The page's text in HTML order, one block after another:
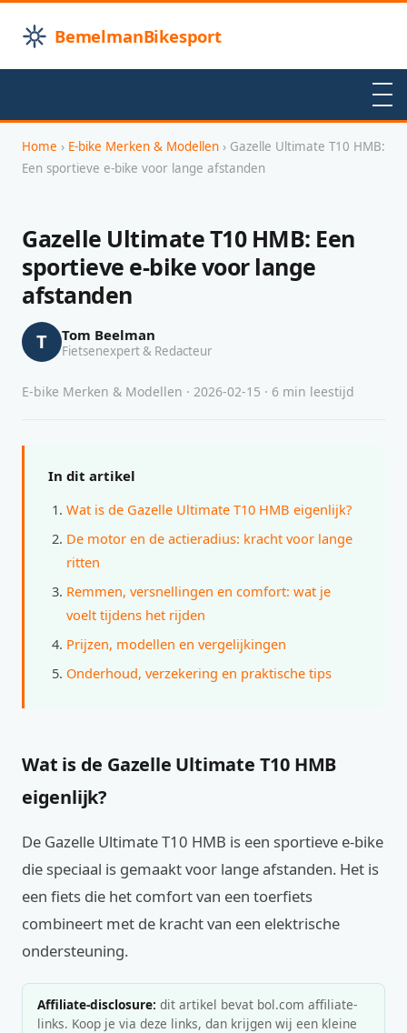
BemelmanBikesport
Home › E-bike Merken & Modellen › Gazelle Ultimate T10 HMB:
Een sportieve e-bike voor lange afstanden
Gazelle Ultimate T10 HMB: Een
sportieve e-bike voor lange
afstanden
T Tom Beelman
Fietsenexpert & Redacteur
E-bike Merken & Modellen · 2026-02-15 · 6 min leestijd
In dit artikel
Wat is de Gazelle Ultimate T10 HMB eigenlijk?
De motor en de actieradius: kracht voor lange
ritten
Remmen, versnellingen en comfort: wat je
voelt tijdens het rijden
Prijzen, modellen en vergelijkingen
Onderhoud, verzekering en praktische tips
Wat is de Gazelle Ultimate T10 HMB
eigenlijk?
De Gazelle Ultimate T10 HMB is een sportieve e-bike
die speciaal is gemaakt voor lange afstanden. Het is
een fiets die het comfort van een toerfiets
combineert met de kracht van een elektrische
ondersteuning.
Affiliate-disclosure: dit artikel bevat bol.com affiliate-
links. Koop je via deze links, dan krijgen wij een kleine